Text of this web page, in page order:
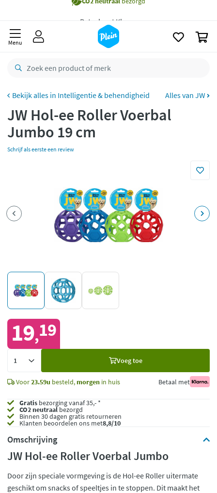
Gratisbezorging vanaf 35,- *
Bestelling uiterlijkmaandag
Gratisretourneren
Betaal met Klarna
Menu
Intelligentie & behendigheid Alles van JW
JW Hol-ee Roller Voerbal
Jumbo 19 cm
Schrijf als eerste een review
19,19
Voeg toe
Voor23.59u besteld, morgen in huis Betaal met
Gratis bezorging vanaf 35,- *
CO2 neutraalbezorgd
Binnen 30 dagen gratis retourneren
Klanten beoordelen ons met8,8/10
Omschrijving
JW Hol-ee Roller Voerbal Jumbo
Door zijn speciale vormgeving is de Hol-ee Roller uitermate
geschikt om snacks of speeltjes in te stoppen. Dit maakt het